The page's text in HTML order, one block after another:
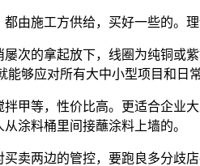
施工方供给，买好一些的。理
的拿起放下，线圈为纯铜或
够应对所有大中小型项目和
等，性价比高。更适合企业
涂料桶里间接蘸涂料上墙的。
两边的管控，要跑良多分歧